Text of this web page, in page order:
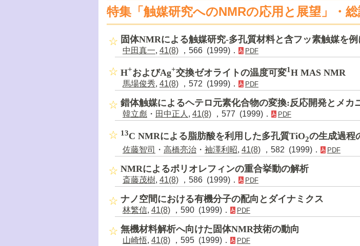
特集「触媒研究へのNMRの応用と展望」・
固体NMRによる触媒研究-多孔質材料と含フッ素触媒を
中田真一, 41(8) ，566 (1999)． PDF
H+およびAg+交換ゼオライトの温度可変1H MAS NMR
馬場俊秀, 41(8) ，572 (1999)． PDF
錯体触媒によるヘテロ元素化合物の変換:反応開発とメカ
韓立彪 ・ 田中正人 , 41(8) ，577 (1999)． PDF
13C NMRによる脂肪酸を利用した多孔質TiO2の生成過程
佐藤智司 ・ 高橋亮治 ・ 袖澤利昭, 41(8) ，582 (1999)． PDF
NMRによるポリオレフィンの重合挙動の解析
斎藤茂樹, 41(8) ，586 (1999)． PDF
ナノ空間における有機分子の配向とダイナミクス
林繁信, 41(8) ，590 (1999)． PDF
無機材料解析へ向けた固体NMR技術の動向
山崎悟, 41(8) ，595 (1999)． PDF